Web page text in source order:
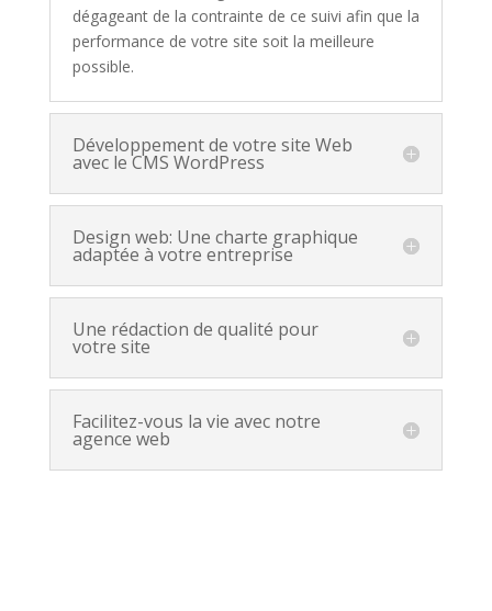
dégageant de la contrainte de ce suivi afin que la
performance de votre site soit la meilleure
possible.
Développement de votre site Web
avec le CMS WordPress
Design web: Une charte graphique
adaptée à votre entreprise
Une rédaction de qualité pour
votre site
Facilitez-vous la vie avec notre
agence web